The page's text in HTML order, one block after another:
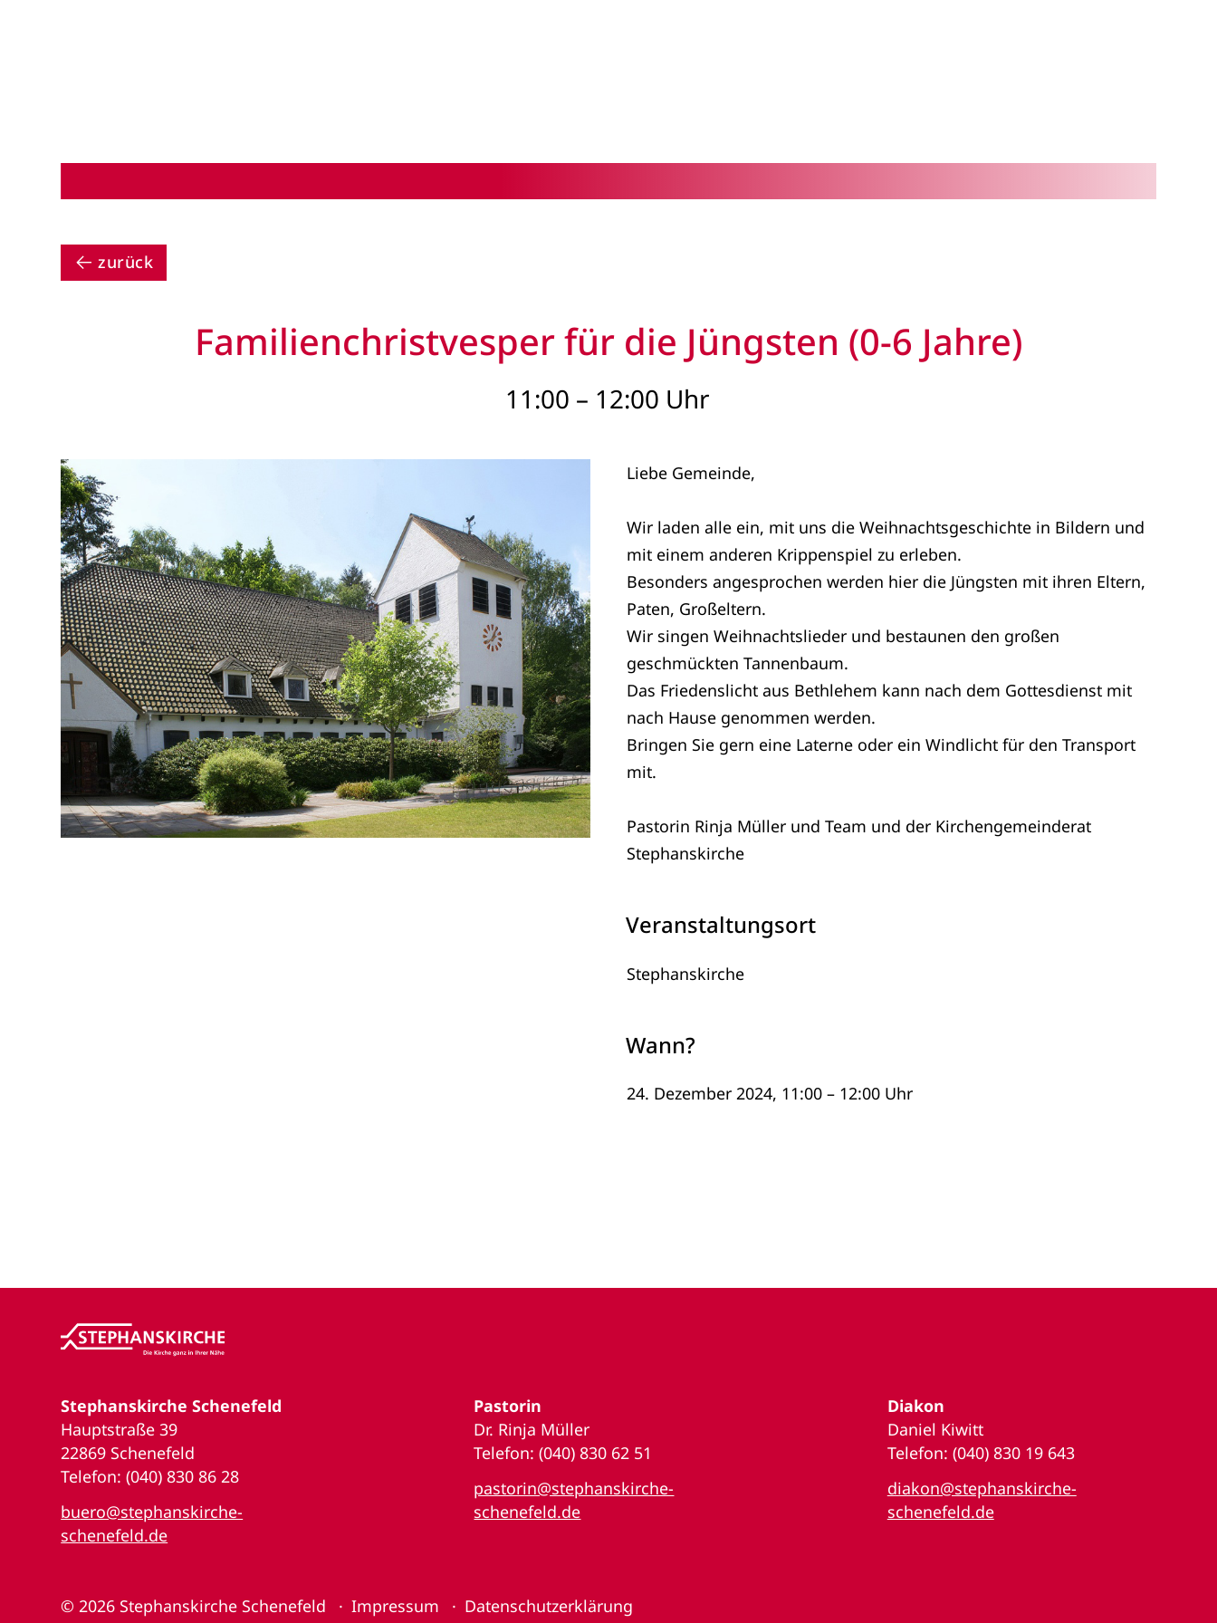
zurück
Familienchristvesper für die Jüngsten (0-6 Jahre)
11:00 – 12:00 Uhr
Liebe Gemeinde,
Wir laden alle ein, mit uns die Weihnachtsgeschichte in Bildern und
mit einem anderen Krippenspiel zu erleben.
Besonders angesprochen werden hier die Jüngsten mit ihren Eltern,
Paten, Großeltern.
Wir singen Weihnachtslieder und bestaunen den großen
geschmückten Tannenbaum.
Das Friedenslicht aus Bethlehem kann nach dem Gottesdienst mit
nach Hause genommen werden.
Bringen Sie gern eine Laterne oder ein Windlicht für den Transport
mit.
Pastorin Rinja Müller und Team und der Kirchengemeinderat
Stephanskirche
Veranstaltungsort
Stephanskirche
Wann?
24. Dezember 2024, 11:00 – 12:00 Uhr
Stephanskirche Schenefeld
Hauptstraße 39
22869 Schenefeld
Telefon: (040) 830 86 28
buero@stephanskirche-
schenefeld.de
Pastorin
Dr. Rinja Müller
Telefon: (040) 830 62 51
pastorin@stephanskirche-
schenefeld.de
Diakon
Daniel Kiwitt
Telefon: (040) 830 19 643
diakon@stephanskirche-
schenefeld.de
© 2026 Stephanskirche Schenefeld Impressum Datenschutzerklärung